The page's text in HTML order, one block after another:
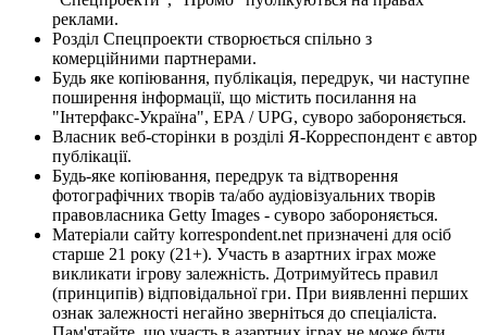
реклами.
Розділ Спецпроекти створюється спільно з
комерційними партнерами.
Будь яке копіювання, публікація, передрук, чи наступне
поширення інформації, що містить посилання на
"Інтерфакс-Україна", EPA / UPG, суворо забороняється.
Власник веб-сторінки в розділі Я-Корреспондент є автор
публікації.
Будь-яке копіювання, передрук та відтворення
фотографічних творів та/або аудіовізуальних творів
правовласника Getty Images - суворо забороняється.
Матеріали сайту korrespondent.net призначені для осіб
старше 21 року (21+). Участь в азартних іграх може
викликати ігрову залежність. Дотримуйтесь правил
(принципів) відповідальної гри. При виявленні перших
ознак залежності негайно зверніться до спеціаліста.